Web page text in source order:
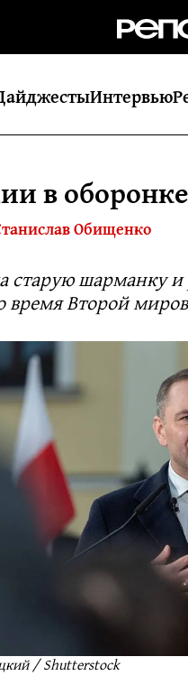
Интервью
в
Обищенко
старую шарманку
время Второй
/ Shutterstock